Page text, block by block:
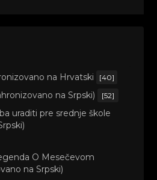
na Hrvatski [40]
na Srpski) [52]
uraditi pre srednje škole
O Mesečevom
na Srpski)